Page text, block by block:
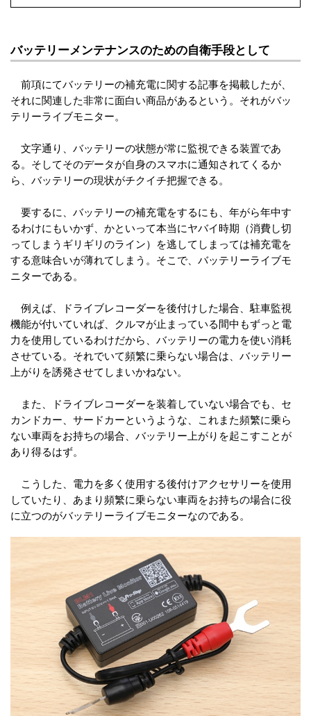
バッテリーメンテナンスのための自衛手段として
前項にてバッテリーの補充電に関する記事を掲載したが、
それに関連した非常に面白い商品があるという。それがバッ
テリーライブモニター。
文字通り、バッテリーの状態が常に監視できる装置であ
る。そしてそのデータが自身のスマホに通知されてくるか
ら、バッテリーの現状がチクイチ把握できる。
要するに、バッテリーの補充電をするにも、年がら年中す
るわけにもいかず、かといって本当にヤバイ時期（消費し切
ってしまうギリギリのライン）を逃してしまっては補充電を
する意味合いが薄れてしまう。そこで、バッテリーライブモ
ニターである。
例えば、ドライブレコーダーを後付けした場合、駐車監視
機能が付いていれば、クルマが止まっている間中もずっと電
力を使用しているわけだから、バッテリーの電力を使い消耗
させている。それでいて頻繁に乗らない場合は、バッテリー
上がりを誘発させてしまいかねない。
また、ドライブレコーダーを装着していない場合でも、セ
カンドカー、サードカーというような、これまた頻繁に乗ら
ない車両をお持ちの場合、バッテリー上がりを起こすことが
あり得るはず。
こうした、電力を多く使用する後付けアクセサリーを使用
していたり、あまり頻繁に乗らない車両をお持ちの場合に役
に立つのがバッテリーライブモニターなのである。